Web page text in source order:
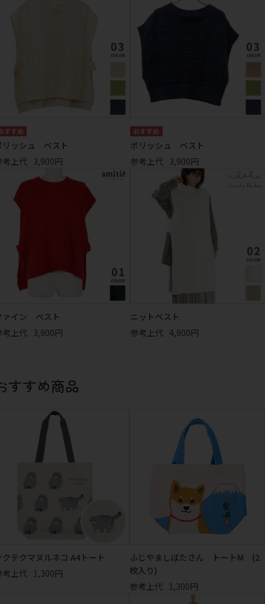
リッシュ ベスト
考上代 3,900円
ポリッシュ ベスト
参考上代 3,900円
ァイン ベスト
考上代 3,900円
ニットベスト
参考上代 4,900円
すすめ商品
クテクマヌルネコ A4トート
考上代 1,300円
ふじやましばたさん トートM (2
枚入り)
参考上代 1,300円